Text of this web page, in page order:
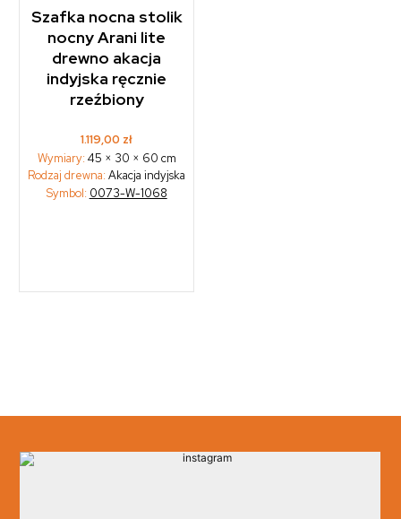
Szafka nocna stolik
nocny Arani lite
drewno akacja
indyjska ręcznie
rzeźbiony
1.119,00 zł
Wymiary: 45 × 30 × 60 cm
Rodzaj drewna: Akacja indyjska
Symbol: 0073-W-1068